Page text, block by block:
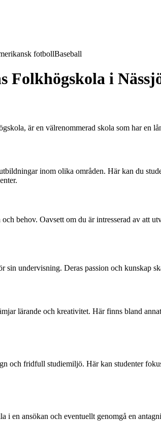
fotbollBaseball
Folkhögskola i
är en välrenommerad skola som har
inom olika områden. Här kan du
behov. Oavsett om du är intresserad av
sin undervisning. Deras passion och kunskap
lärande och kreativitet. Här finns bland
och fridfull studiemiljö. Här kan studenter
i en ansökan och eventuellt genomgå en